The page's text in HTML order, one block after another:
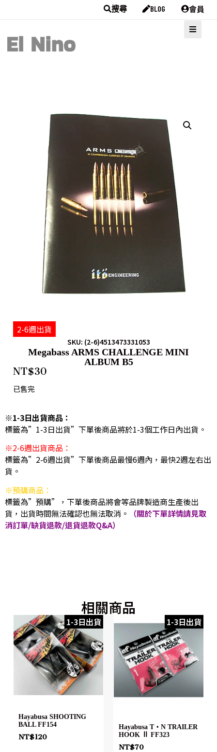
搜尋 BLOG 會員
2-6週出貨
SKU: (2-6)4513473331053
Megabass ARMS CHALLENGE MINI
ALBUM B5
NT$30
已售完
※1-3日出貨商品：
標籤為”1-3日出貨”下單後商品將於1-3個工作日內出貨。
※2-6週出貨商品：
標籤為”2-6週出貨”下單後商品最慢6週內，最快2週左右出
貨。
※預購商品：
標籤為”預購”，下單後商品將會等品牌製造商生產後出
貨，出貨時間無法確認也無法取消。
（關於下單詳情請見取
消訂單/缺貨退款/退貨退款Q&A）
相關商品
1-3日出貨
Hayabusa SHOOTING
BALL FF154
NT$120
1-3日出貨
Hayabusa T・N TRAILER
HOOK Ⅱ FF323
NT$70